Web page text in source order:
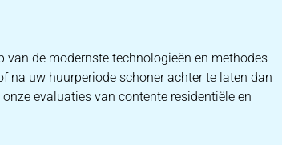
de modernste technologieën en methodes
na uw huurperiode schoner achter te laten dan
evaluaties van contente residentiële en